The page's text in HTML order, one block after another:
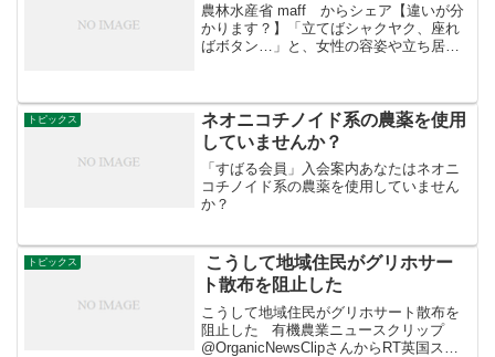
農林水産省 maff からシェア【違いが分
かります？】「立てばシャクヤク、座れ
ばボタン…」と、女性の容姿や立ち居振
木本植物（樹木）で1...
トピックス
ネオニコチノイド系の農薬を使用
していませんか？
「すばる会員」入会案内あなたはネオニ
コチノイド系の農薬を使用していません
か？
トピックス
こうして地域住民がグリホサー
ト散布を阻止した
こうして地域住民がグリホサート散布を
阻止した 有機農業ニュースクリップ
@OrganicNewsClipさんからRT英国スコ